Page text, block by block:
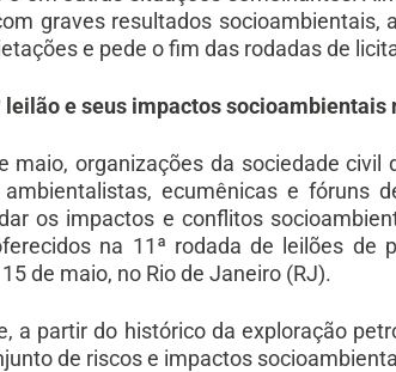
graves resultados
e pede o fim das rodadas de
leilão e seus impactos
maio, organizações da sociedade
ambientalistas, ecumênicas e fóruns
os impactos e conflitos
na 11ª rodada de leilões de
de maio, no Rio de Janeiro (RJ).
a partir do histórico da exploração
de riscos e impactos